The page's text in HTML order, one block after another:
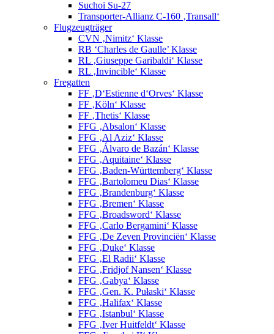
Suchoi Su-27
Transporter-Allianz C-160 ‚Transall‘
Flugzeugträger
CVN ‚Nimitz‘ Klasse
RB ‘Charles de Gaulle’ Klasse
RL ‚Giuseppe Garibaldi‘ Klasse
RL ‚Invincible‘ Klasse
Fregatten
FF ‚D‘Estienne d‘Orves‘ Klasse
FF ‚Köln‘ Klasse
FF ‚Thetis‘ Klasse
FFG ‚Absalon‘ Klasse
FFG ‚Al Aziz‘ Klasse
FFG ‚Álvaro de Bazán‘ Klasse
FFG ‚Aquitaine‘ Klasse
FFG ‚Baden-Württemberg‘ Klasse
FFG ‚Bartolomeu Dias‘ Klasse
FFG ‚Brandenburg‘ Klasse
FFG ‚Bremen‘ Klasse
FFG ‚Broadsword‘ Klasse
FFG ‚Carlo Bergamini‘ Klasse
FFG ‚De Zeven Provinciën‘ Klasse
FFG ‚Duke‘ Klasse
FFG ‚El Radii‘ Klasse
FFG ‚Fridjof Nansen‘ Klasse
FFG ‚Gabya‘ Klasse
FFG ‚Gen. K. Pułaski‘ Klasse
FFG ‚Halifax‘ Klasse
FFG ‚Istanbul‘ Klasse
FFG ‚Iver Huitfeldt‘ Klasse